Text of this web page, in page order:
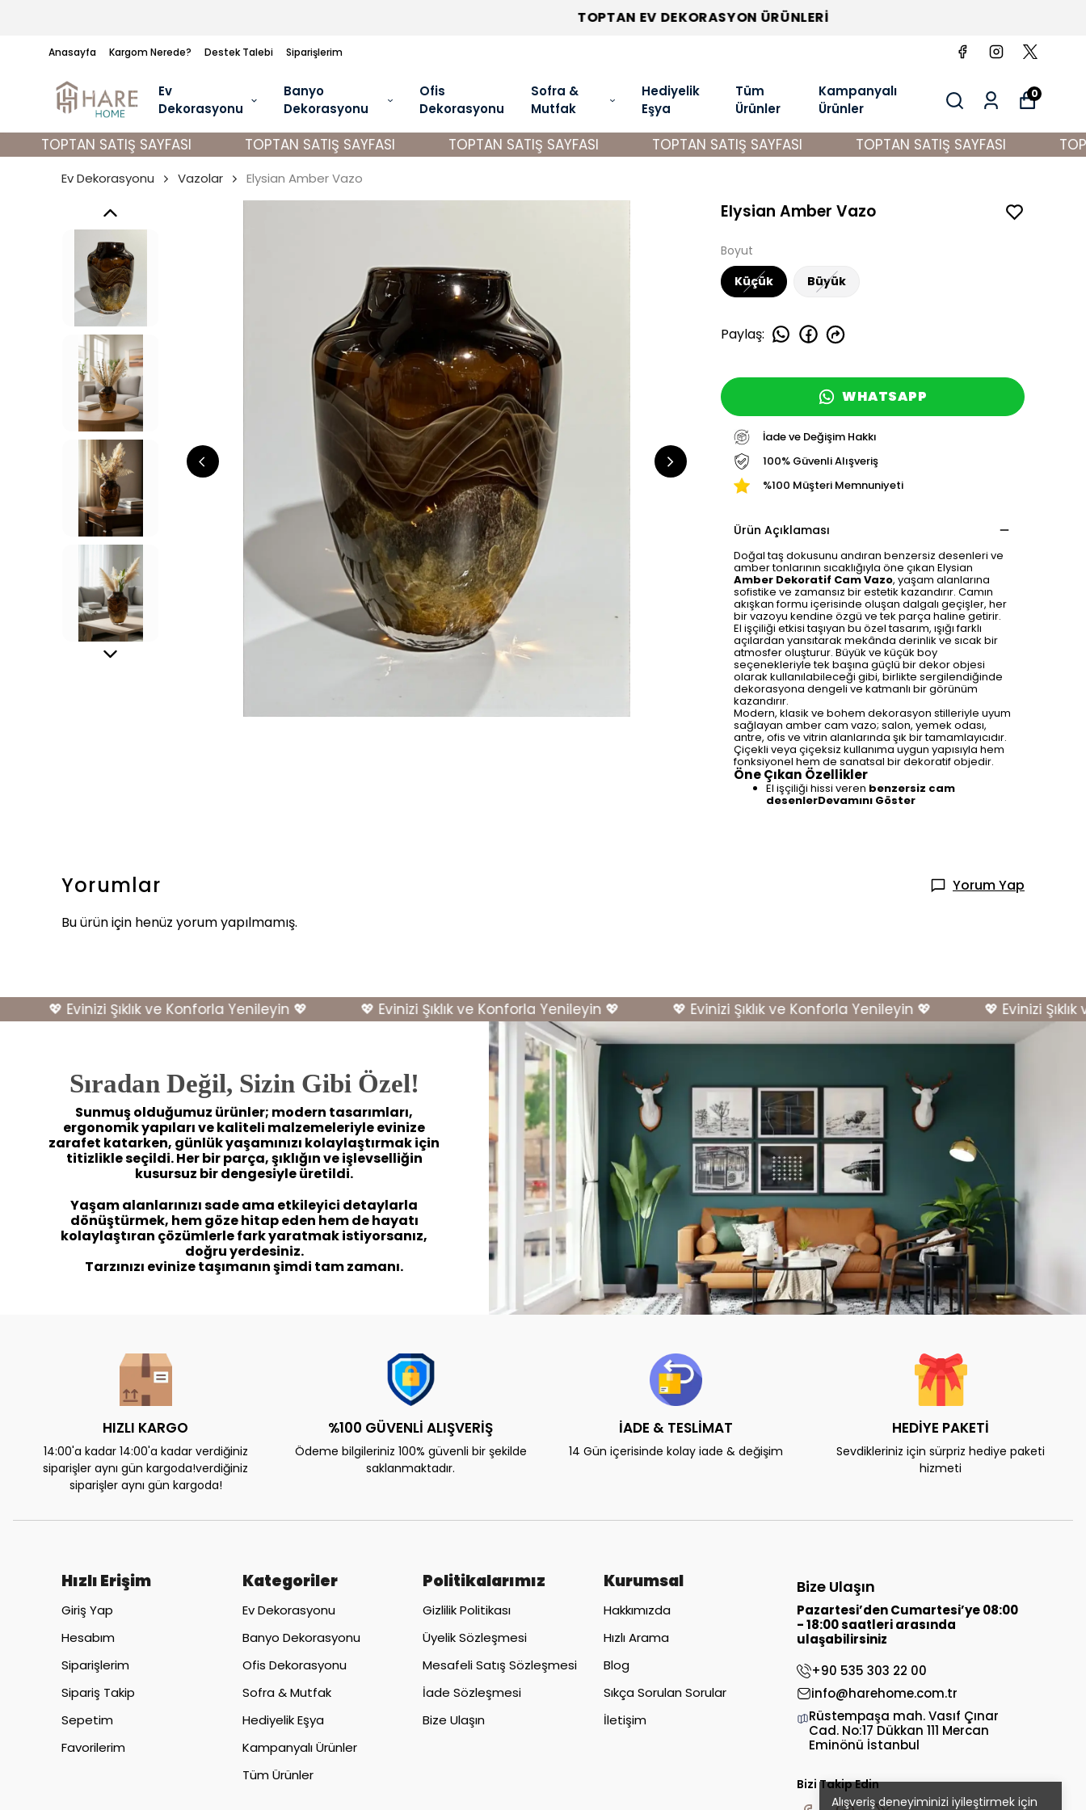
Anasayfa Kargom Nerede? Destek Talebi Siparişlerim
TOPTAN EV DEKORASYON ÜRÜNLERİ
Ev
Dekorasyonu
Banyo
Dekorasyonu
Ofis
Dekorasyonu
Sofra &
Mutfak
Hediyelik
Eşya
Tüm
Ürünler
Kampanyalı
Ürünler
0
Alışveriş deneyiminizi iyileştirmek için
TOPTAN SATIŞ SAYFASI TOPTAN SATIŞ SAYFASI TOPTAN SATIŞ SAYFASI TOPTAN SATIŞ SAYFASI TOPTAN SATIŞ SAYFASI
Ev Dekorasyonu Vazolar Elysian Amber Vazo
Elysian Amber Vazo
Boyut
Küçük
Büyük
Paylaş:
WHATSAPP
İade ve Değişim Hakkı
100% Güvenli Alışveriş
%100 Müşteri Memnuniyeti
Ürün Açıklaması
Doğal taş dokusunu andıran benzersiz desenleri ve
amber tonlarının sıcaklığıyla öne çıkan Elysian
Amber Dekoratif Cam Vazo, yaşam alanlarına
sofistike ve zamansız bir estetik kazandırır. Camın
akışkan formu içerisinde oluşan dalgalı geçişler, her
bir vazoyu kendine özgü ve tek parça haline getirir.
El işçiliği etkisi taşıyan bu özel tasarım, ışığı farklı
açılardan yansıtarak mekânda derinlik ve sıcak bir
atmosfer oluşturur. Büyük ve küçük boy
seçenekleriyle tek başına güçlü bir dekor objesi
olarak kullanılabileceği gibi, birlikte sergilendiğinde
dekorasyona dengeli ve katmanlı bir görünüm
kazandırır.
Modern, klasik ve bohem dekorasyon stilleriyle uyum
sağlayan amber cam vazo; salon, yemek odası,
antre, ofis ve vitrin alanlarında şık bir tamamlayıcıdır.
Çiçekli veya çiçeksiz kullanıma uygun yapısıyla hem
fonksiyonel hem de sanatsal bir dekoratif objedir.
Öne Çıkan Özellikler
El işçiliği hissi veren benzersiz cam
desenlerDevamını Göster
Yorumlar
Yorum Yap
Bu ürün için henüz yorum yapılmamış.
💖 Evinizi Şıklık ve Konforla Yenileyin 💖 💖 Evinizi Şıklık ve Konforla Yenileyin 💖 💖 Evinizi Şıklık ve Konforla Yenileyin 💖 💖 Evinizi Şıklık
Sıradan Değil, Sizin Gibi Özel!
Sunmuş olduğumuz ürünler; modern tasarımları,
ergonomik yapıları ve kaliteli malzemeleriyle evinize
zarafet katarken, günlük yaşamınızı kolaylaştırmak için
titizlikle seçildi. Her bir parça, şıklığın ve işlevselliğin
kusursuz bir dengesiyle üretildi.
Yaşam alanlarınızı sade ama etkileyici detaylarla
dönüştürmek, hem göze hitap eden hem de hayatı
kolaylaştıran çözümlerle fark yaratmak istiyorsanız,
doğru yerdesiniz.
Tarzınızı evinize taşımanın şimdi tam zamanı.
HIZLI KARGO
14:00'a kadar 14:00'a kadar verdiğiniz
siparişler aynı gün kargoda!verdiğiniz
siparişler aynı gün kargoda!
%100 GÜVENLİ ALIŞVERİŞ
Ödeme bilgileriniz 100% güvenli bir şekilde
saklanmaktadır.
İADE & TESLİMAT
14 Gün içerisinde kolay iade & değişim
HEDİYE PAKETİ
Sevdikleriniz için sürpriz hediye paketi
hizmeti
Hızlı Erişim
Giriş Yap
Hesabım
Siparişlerim
Sipariş Takip
Sepetim
Favorilerim
Kategoriler
Ev Dekorasyonu
Banyo Dekorasyonu
Ofis Dekorasyonu
Sofra & Mutfak
Hediyelik Eşya
Kampanyalı Ürünler
Tüm Ürünler
Politikalarımız
Gizlilik Politikası
Üyelik Sözleşmesi
Mesafeli Satış Sözleşmesi
İade Sözleşmesi
Bize Ulaşın
Kurumsal
Hakkımızda
Hızlı Arama
Blog
Sıkça Sorulan Sorular
İletişim
Bize Ulaşın
Pazartesi’den Cumartesi’ye 08:00
- 18:00 saatleri arasında
ulaşabilirsiniz
+90 535 303 22 00
info@harehome.com.tr
Rüstempaşa mah. Vasıf Çınar
Cad. No:17 Dükkan 111 Mercan
Eminönü İstanbul
Bizi Takip Edin